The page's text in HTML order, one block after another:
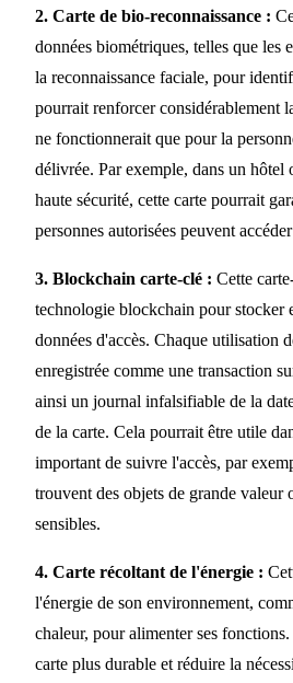
2. Carte de bio-reconnaissance :
données biométriques, telles que les
la reconnaissance faciale, pour
pourrait renforcer considérablement
ne fonctionnerait que pour la
délivrée. Par exemple, dans un hôtel
haute sécurité, cette carte pourrait
personnes autorisées peuvent
3. Blockchain carte-clé : Cette
technologie blockchain pour stocker
données d'accès. Chaque utilisation
enregistrée comme une transaction
ainsi un journal infalsifiable de la
de la carte. Cela pourrait être utile
important de suivre l'accès, par
trouvent des objets de grande valeur
sensibles.
4. Carte récoltant de l'énergie :
l'énergie de son environnement,
chaleur, pour alimenter ses
carte plus durable et réduire la